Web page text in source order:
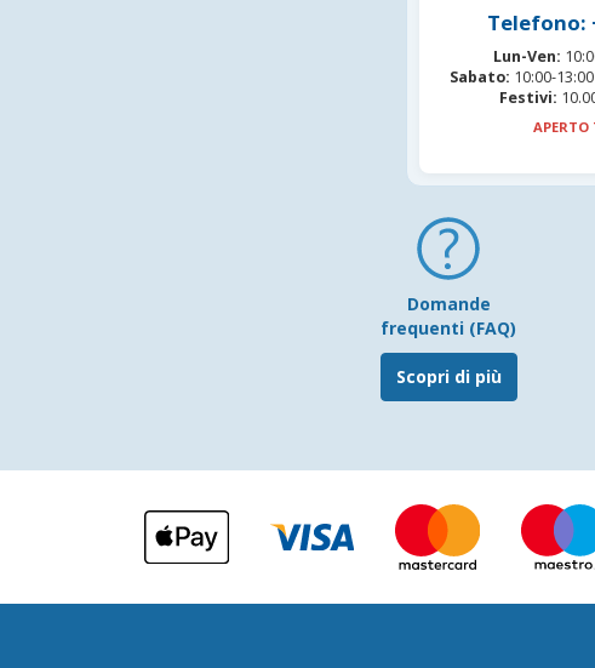
Telefono:
Lun-Ven:
Sabato: 10:00-
Festivi:
Domande
frequenti (FAQ)
Scopri di più